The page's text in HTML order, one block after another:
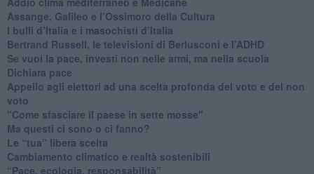
​Assange, Galileo e l’Ossimoro della Cultura
​I bulli d’Italia e i masochisti d’Italia
​Bertrand Russell, le televisioni di Berlusconi e l’ADHD
​Se vuoi la pace, investi non nelle armi, ma nella scuola
​Dichiara pace
​Appello agli elettori ad una scelta profonda del voto e del non
voto
"Come sfasciare il paese in sette mosse"
​Ma questi ci sono o ci fanno?
​Le “tua” libera scelta
Cambiamento climatico e realtà sostenibili
“Pace, ecologia, responsabilità”